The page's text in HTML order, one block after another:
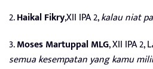
2.Haikal Fikry,XII IPA 2,kalau niat
3.Moses Martuppal MLG, XII IPA 2, L
semua kesempatan yang kamu